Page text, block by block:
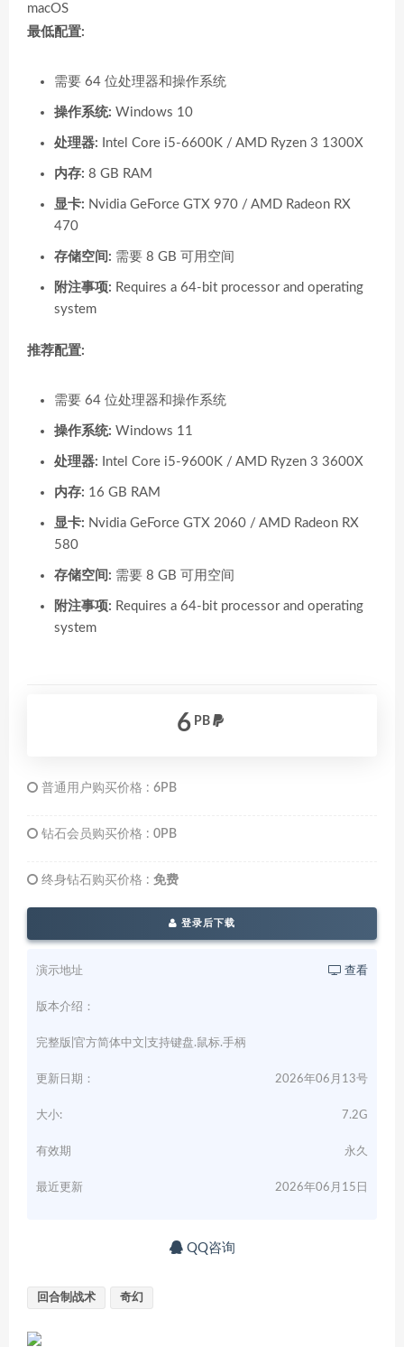
macOS
最低配置:
需要 64 位处理器和操作系统
操作系统: Windows 10
处理器: Intel Core i5-6600K / AMD Ryzen 3 1300X
内存: 8 GB RAM
显卡: Nvidia GeForce GTX 970 / AMD Radeon RX
470
存储空间: 需要 8 GB 可用空间
附注事项: Requires a 64-bit processor and operating
system
推荐配置:
需要 64 位处理器和操作系统
操作系统: Windows 11
处理器: Intel Core i5-9600K / AMD Ryzen 3 3600X
内存: 16 GB RAM
显卡: Nvidia GeForce GTX 2060 / AMD Radeon RX
580
存储空间: 需要 8 GB 可用空间
附注事项: Requires a 64-bit processor and operating
system
6 PB
普通用户购买价格 : 6PB
钻石会员购买价格 : 0PB
终身钻石购买价格 : 免费
登录后下载
演示地址 查看
版本介绍：
完整版|官方简体中文|支持键盘.鼠标.手柄
更新日期： 2026年06月13号
大小: 7.2G
有效期 永久
最近更新 2026年06月15日
QQ咨询
回合制战术 奇幻